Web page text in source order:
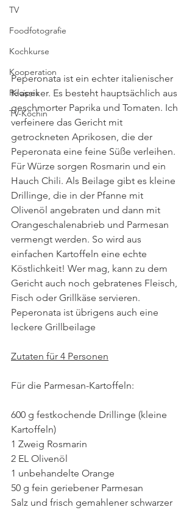
TV
Foodfotografie
Kochkurse
Kooperation
Recipes
TV-Köchin
Peperonata ist ein echter italienischer
Klassiker. Es besteht hauptsächlich aus
geschmorter Paprika und Tomaten. Ich
verfeinere das Gericht mit
getrockneten Aprikosen, die der
Peperonata eine feine Süße verleihen.
Für Würze sorgen Rosmarin und ein
Hauch Chili. Als Beilage gibt es kleine
Drillinge, die in der Pfanne mit
Olivenöl angebraten und dann mit
Orangeschalenabrieb und Parmesan
vermengt werden. So wird aus
einfachen Kartoffeln eine echte
Köstlichkeit! Wer mag, kann zu dem
Gericht auch noch gebratenes Fleisch,
Fisch oder Grillkäse servieren.
Peperonata ist übrigens auch eine
leckere Grillbeilage
Zutaten für 4 Personen
Für die Parmesan-Kartoffeln:
600 g festkochende Drillinge (kleine
Kartoffeln)
1 Zweig Rosmarin
2 EL Olivenöl
1 unbehandelte Orange
50 g fein geriebener Parmesan
Salz und frisch gemahlener schwarzer